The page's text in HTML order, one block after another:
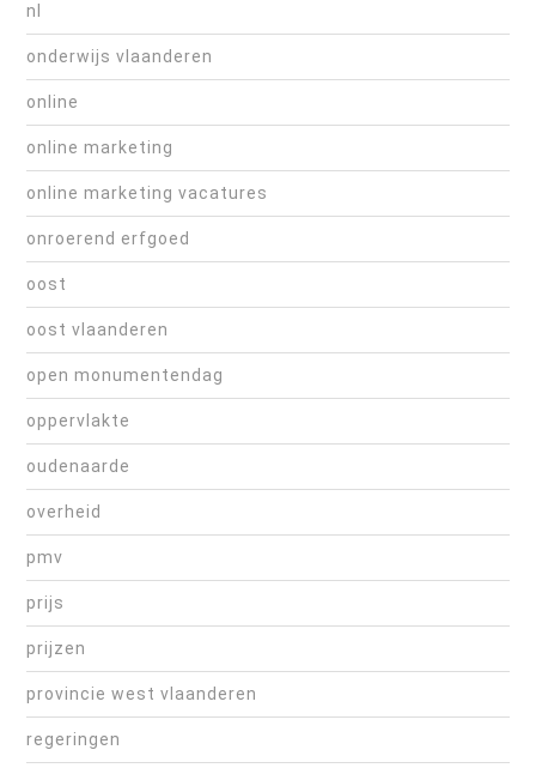
nl
onderwijs vlaanderen
online
online marketing
online marketing vacatures
onroerend erfgoed
oost
oost vlaanderen
open monumentendag
oppervlakte
oudenaarde
overheid
pmv
prijs
prijzen
provincie west vlaanderen
regeringen